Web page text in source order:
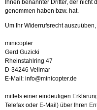
Ihnen benannter Dritter, der nicht
genommen haben bzw. hat.
Um Ihr Widerrufsrecht
minicopter
Gerd Guzicki
Rheinstahlring 47
D-34246 Vellmar
E-Mail: info@minicopter.de
mittels einer eindeutigen
Telefax oder E-Mail) über Ihren